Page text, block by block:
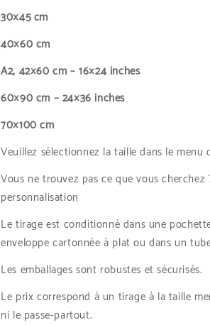
30×45 cm
40×60 cm
A2, 42×60 cm – 16×24 inches
60×90 cm – 24×36 inches
70×100 cm
Veuillez sélectionnez la taille dans le menu
Vous ne trouvez pas ce que vous cherchez
personnalisation
Le tirage est conditionné dans une
enveloppe cartonnée à plat ou dans un
Les emballages sont robustes et sécurisés.
Le prix correspond à un tirage à la taille
ni le passe-partout.